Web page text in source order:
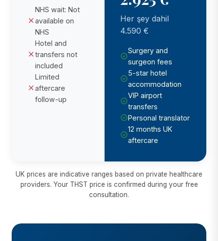
NHS wait: Not
available on
NHS
Hotel and
transfers not
included
Limited
aftercare
follow-up
Her şey dahil
4.590 €
Surgery and
surgeon fees
5-star hotel
accommodation
VIP airport
transfers
Personal translator
12 months UK
aftercare
UK prices are indicative ranges based on private healthcare
providers. Your THST price is confirmed during your free
consultation.